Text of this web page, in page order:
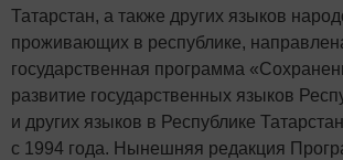
Татарстан, а также других языков
проживающих в республике,
государственная программа
развитие государственных языков
и других языков в Республике
с 1994 года. Нынешняя редакция